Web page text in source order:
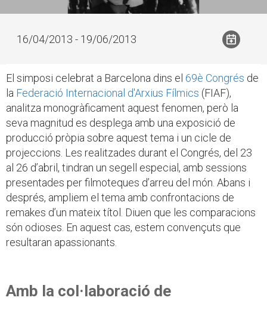
16/04/2013 - 19/06/2013
El simposi celebrat a Barcelona dins el 69è Congrés de
la Federació Internacional d'Arxius Fílmics (FIAF),
analitza monogràficament aquest fenomen, però la
seva magnitud es desplega amb una exposició de
producció pròpia sobre aquest tema i un cicle de
projeccions. Les realitzades durant el Congrés, del 23
al 26 d’abril, tindran un segell especial, amb sessions
presentades per filmoteques d’arreu del món. Abans i
després, ampliem el tema amb confrontacions de
remakes d’un mateix títol. Diuen que les comparacions
són odioses. En aquest cas, estem convençuts que
resultaran apassionants.
Amb la col·laboració de